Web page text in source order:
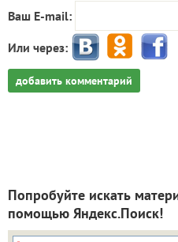
Ваш E-mail:
Или через:
добавить комментарий
Попробуйте искать
помощью Яндекс.Поиск!